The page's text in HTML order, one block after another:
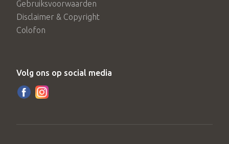
Gebruiksvoorwaarden
Disclaimer & Copyright
Colofon
Volg ons op social media